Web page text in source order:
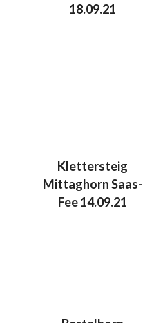
18.09.21
Klettersteig
Mittaghorn Saas-
Fee 14.09.21